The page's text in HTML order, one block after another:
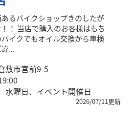
るバイクショップきのしたが
！ 当店で購入のお客様はもち
イクでもオイル交換から車検
...
敷市宮前9-5
水曜日、イベント開催日
2026/07/11更新